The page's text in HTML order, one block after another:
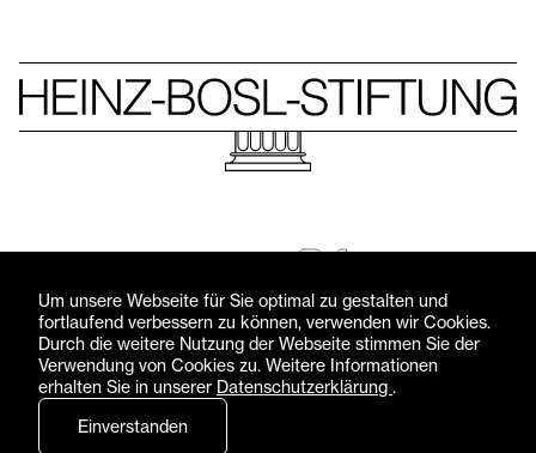
© Heinz-Bosl-Stiftung 2026 — Alle Rechte vorbehalten
ImpressumDatenschutzerklärung
Um unsere Webseite für Sie optimal zu gestalten und
fortlaufend verbessern zu können, verwenden wir Cookies.
Durch die weitere Nutzung der Webseite stimmen Sie der
Verwendung von Cookies zu. Weitere Informationen
erhalten Sie in unserer Datenschutzerklärung .
Einverstanden